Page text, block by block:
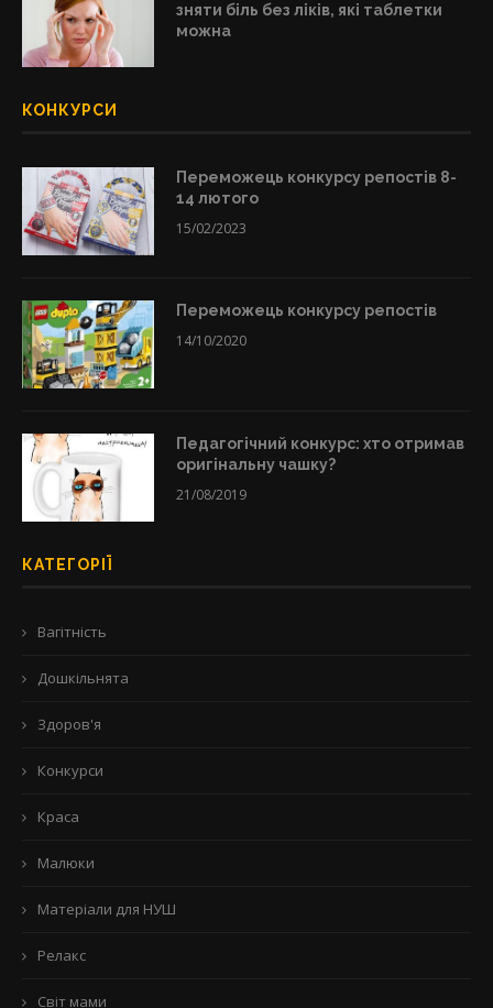
зняти біль без ліків, які таблетки
можна
КОНКУРСИ
Переможець конкурсу репостів 8-
14 лютого
15/02/2023
Переможець конкурсу репостів
14/10/2020
Педагогічний конкурс: хто отримав
оригінальну чашку?
21/08/2019
КАТЕГОРІЇ
Вагітність
Дошкільнята
Здоров'я
Конкурси
Краса
Малюки
Матеріали для НУШ
Релакс
Світ мами